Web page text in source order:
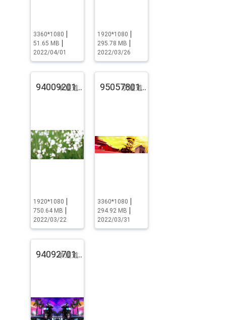
3360*1080
51.65 MB
2022/04/01
1920*1080
295.78 MB
2022/03/26
94009201.pst.zip
单通道
1920*1080
750.64 MB
2022/03/22
95057801.pst.zip
双通道
3360*1080
294.92 MB
2022/03/31
94092701.pst.zip
单通道